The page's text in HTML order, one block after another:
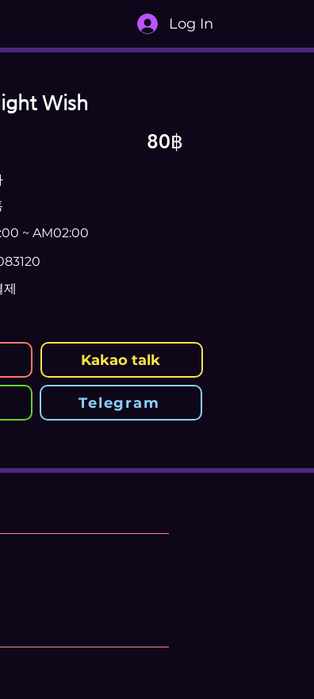
Log In
Wish
80฿
~ AM02:00
제
Kakao talk
Telegram